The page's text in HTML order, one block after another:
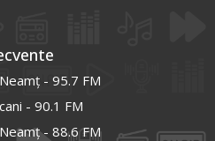
- 95.7 FM
- 90.1 FM
- 88.6 FM